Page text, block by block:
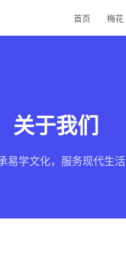
首页 梅花
关于我们
易学文化，服务现代生活